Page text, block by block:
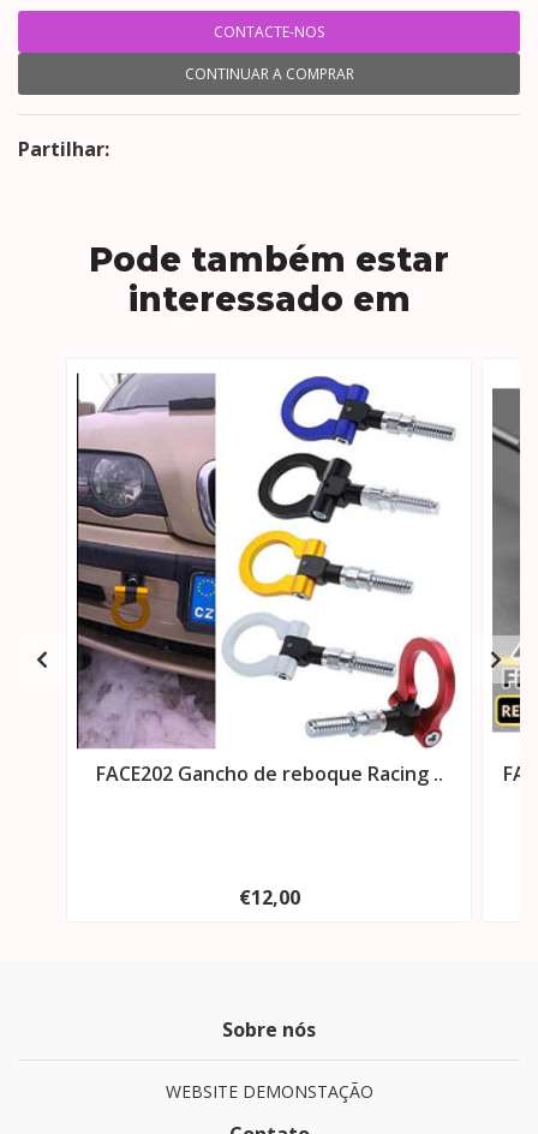
CONTACTE-NOS
CONTINUAR A COMPRAR
Partilhar:
Pode também estar
interessado em
FACE202 Gancho de reboque Racing ..
€12,00
Sobre nós
WEBSITE DEMONSTAÇÃO